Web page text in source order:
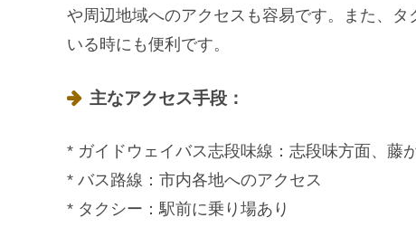
や周辺地域へのアクセスも容易です。また、
いる時にも便利です。
主なアクセス手段：
* ガイドウェイバス志段味線：志段味方面、藤
* バス路線：市内各地へのアクセス
* タクシー：駅前に乗り場あり